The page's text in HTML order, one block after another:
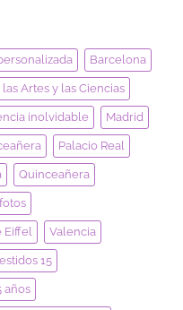
Barcelona
Artes y las Ciencias
inolvidable Madrid
Palacio Real
Quinceañera
Eiffel Valencia
15
años